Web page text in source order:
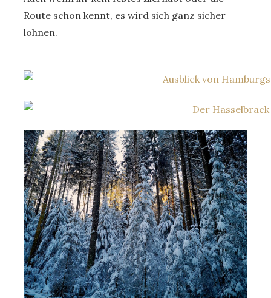
Route schon kennt, es wird sich ganz sicher
lohnen.